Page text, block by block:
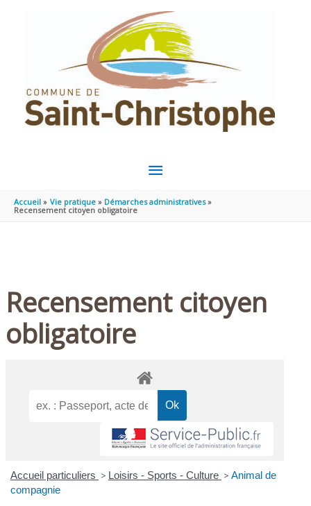
MENU
PRINCIPAL
Accueil Vie pratique
Démarches administratives
Recensement citoyen obligatoire
Recensement citoyen
obligatoire
Accueil particuliers > Loisirs - Sports - Culture > Animal de
compagnie